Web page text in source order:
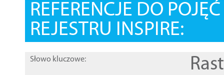
REFERENCJE DO
REJESTRU INSPIRE:
Słowo kluczowe: